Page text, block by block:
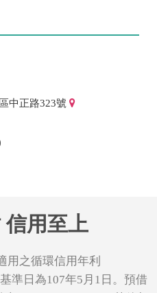
中正路323號
信用至上
用之循環信用年利
準日為107年5月1日。預借